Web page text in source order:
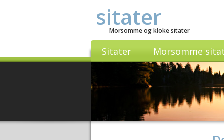
sitater
Morsomme og kloke sitater
Sitater Morsomme